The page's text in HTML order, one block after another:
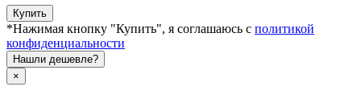
*Нажимая кнопку "Купить", я соглашаюсь с политикой
конфиденциальности
Нашли дешевле?
×